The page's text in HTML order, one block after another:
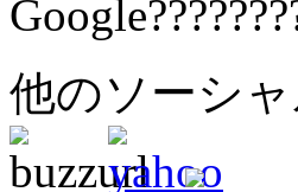
他のソーシ